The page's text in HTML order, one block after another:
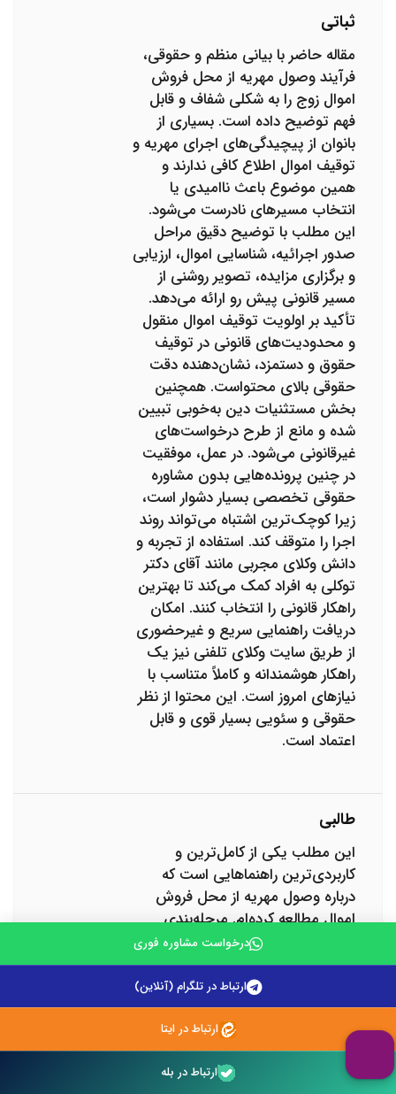
ثباتی
مقاله حاضر با بیانی منظم و حقوقی،
فرآیند وصول مهریه از محل فروش
اموال زوج را به شکلی شفاف و قابل
فهم توضیح داده است. بسیاری از
بانوان از پیچیدگی‌های اجرای مهریه و
توقیف اموال اطلاع کافی ندارند و
همین موضوع باعث ناامیدی یا
انتخاب مسیرهای نادرست می‌شود.
این مطلب با توضیح دقیق مراحل
صدور اجرائیه، شناسایی اموال، ارزیابی
و برگزاری مزایده، تصویر روشنی از
مسیر قانونی پیش رو ارائه می‌دهد.
تأکید بر اولویت توقیف اموال منقول
و محدودیت‌های قانونی در توقیف
حقوق و دستمزد، نشان‌دهنده دقت
حقوقی بالای محتواست. همچنین
بخش مستثنیات دین به‌خوبی تبیین
شده و مانع از طرح درخواست‌های
غیرقانونی می‌شود. در عمل، موفقیت
در چنین پرونده‌هایی بدون مشاوره
حقوقی تخصصی بسیار دشوار است،
زیرا کوچک‌ترین اشتباه می‌تواند روند
اجرا را متوقف کند. استفاده از تجربه و
دانش وکلای مجربی مانند آقای دکتر
توکلی به افراد کمک می‌کند تا بهترین
راهکار قانونی را انتخاب کنند. امکان
دریافت راهنمایی سریع و غیرحضوری
از طریق سایت وکلای تلفنی نیز یک
راهکار هوشمندانه و کاملاً متناسب با
نیازهای امروز است. این محتوا از نظر
حقوقی و سئویی بسیار قوی و قابل
اعتماد است.
طالبی
این مطلب یکی از کامل‌ترین و
کاربردی‌ترین راهنماهایی است که
درباره وصول مهریه از محل فروش
اموال مطالعه کرده‌ام. مرحله‌بندی
دقیق از اقدامات مقدماتی تا شناسایی،
توقیف و فروش اموال، باعث می‌شود
خواننده دید روشنی نسبت به روند
اجرایی پرونده داشته باشد و دچار
سردرگمی نشود. توضیح انواع اموال
قابل توقیف، به‌ویژه تفکیک اموال
منقول، غیرمنقول و حقوق و مطالبات،
درخواست مشاوره فوری
ارتباط در تلگرام (آنلاین)
ارتباط در ایتا
ارتباط در بله